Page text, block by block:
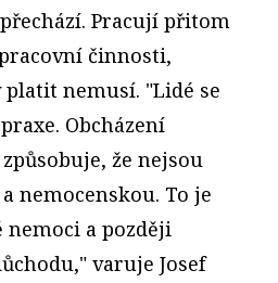
Pracují přitom
činnosti,
nemusí. "Lidé se
Obcházení
že nejsou
nemocenskou. To je
a později
varuje Josef